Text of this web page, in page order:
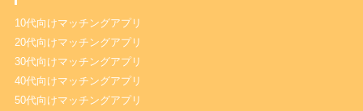
10代向けマッチングアプリ
20代向けマッチングアプリ
30代向けマッチングアプリ
40代向けマッチングアプリ
50代向けマッチングアプリ